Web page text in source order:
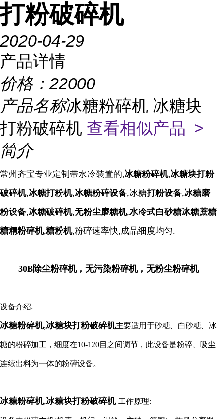
打粉破碎机
2020-04-29
产品详情
价格： 22000
产品名称冰糖粉碎机 冰糖块
打粉破碎机 查看相似产品 >
简介
常州齐宝专业定制带水冷装置的,冰糖粉碎机,冰糖块打粉
破碎机,冰糖打粉机,冰糖粉碎设备,冰糖打粉设备,冰糖磨
粉设备,冰糖破碎机,无粉尘磨糖机,水冷式白砂糖冰糖蔗糖
糖精粉碎机,糖粉机,粉碎速率快,成品细度均匀.
30B除尘粉碎机，无污染粉碎机，无粉尘粉碎机
设备介绍:
冰糖粉碎机,冰糖块打粉破碎机主要适用于砂糖、白砂糖、冰
糖的粉碎加工，细度在10-120目之间调节，此设备是粉碎、吸尘
连续出料为一体的粉碎设备。
冰糖粉碎机,冰糖块打粉破碎机 工作原理: